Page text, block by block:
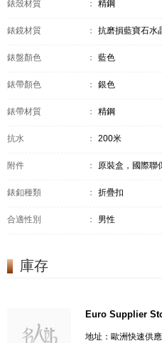
錶殼材質 ： 精鋼
錶鏡材質 ： 抗磨損藍寶石水
錶盤顏色 ： 藍色
錶帶顏色 ： 銀色
錶帶材質 ： 精鋼
抗水 ： 200米
附件 ： 原裝盒，國際聯
錶釦種類 ： 折疊扣
合適性別 ： 男性
庫存
Euro Supplier
地址：歐洲快速供